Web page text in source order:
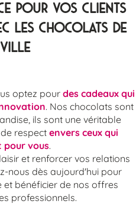
pour vos clients
les Chocolats De
optez pour des cadeaux qui
. Nos chocolats sont
ils sont une véritable
respect envers ceux qui
vous.
et renforcer vos relations
nous dès aujourd'hui pour
bénéficier de nos offres
professionnels.